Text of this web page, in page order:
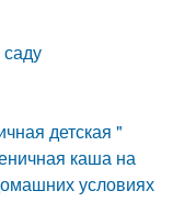
детская "
каша на
условиях